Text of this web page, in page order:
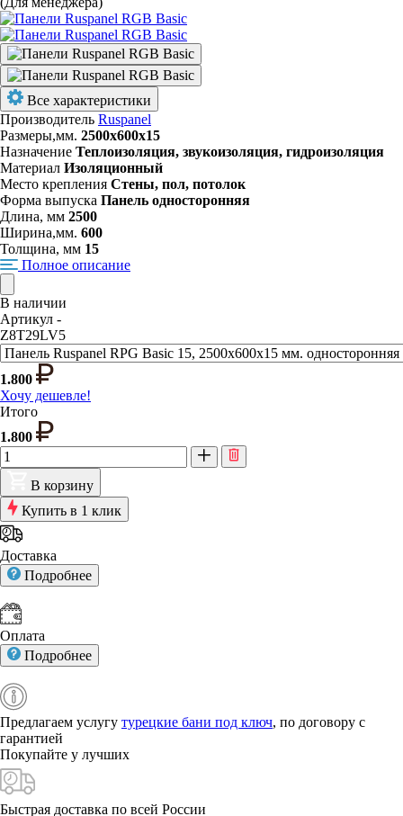
Все характеристики
Производитель Ruspanel
Размеры,мм. 2500х600х15
Назначение Теплоизоляция, звукоизоляция, гидроизоляция
Материал Изоляционный
Место крепления Стены, пол, потолок
Форма выпуска Панель односторонняя
Длина, мм 2500
Ширина,мм. 600
Толщина, мм 15
Полное описание
В наличии
Артикул -
Z8T29LV5
1.800
Хочу дешевле!
Итого
1.800
В корзину
Купить в 1 клик
Доставка
Подробнее
Оплата
Подробнее
Предлагаем услугу турецкие бани под ключ, по договору с
гарантией
Покупайте у лучших
Быстрая доставка по всей России